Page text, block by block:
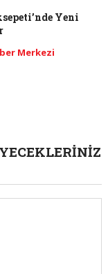
Yeni
Merkezi